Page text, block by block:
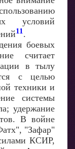
условий
11 .
боевых
считает
в тылу
с целью
техники и
системы
удержание
В войне
"Зафар"
КСИР,